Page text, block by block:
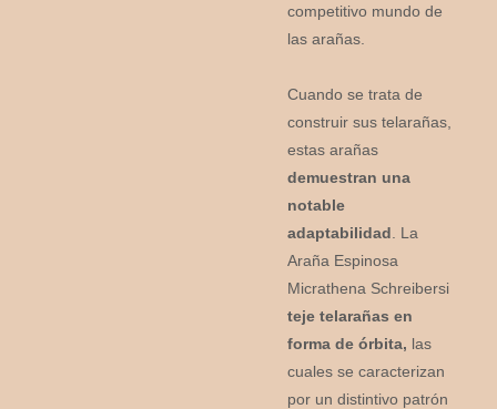
competitivo mundo de
las arañas.
Cuando se trata de
construir sus telarañas,
estas arañas
demuestran una
notable
adaptabilidad . La
Araña Espinosa
Micrathena Schreibersi
teje telarañas en
forma de órbita, las
cuales se caracterizan
por un distintivo patrón